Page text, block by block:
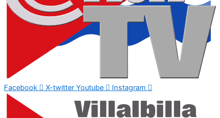
Facebook X-twitter Youtube Instagram